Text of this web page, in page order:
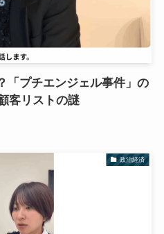
「プチエンジェル事件」の
客リストの謎
政治経済